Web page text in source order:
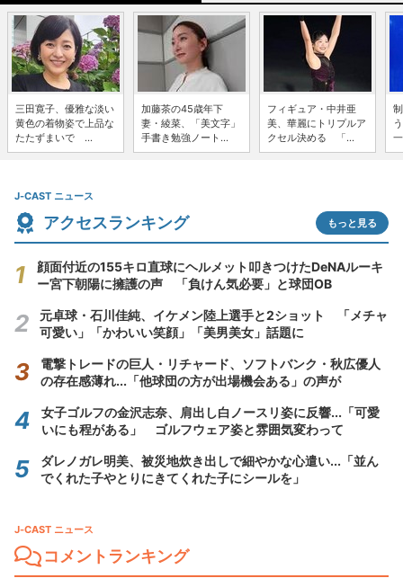
三田寛子、優雅な淡い
黄色の着物姿で上品な
たたずまいで ...
加藤茶の45歳年下
妻・綾菜、「美文字」
手書き勉強ノート...
フィギュア・中井亜
美、華麗にトリプルア
クセル決める 「...
J-CAST ニュース
アクセスランキング もっと見る
顔面付近の155キロ直球にヘルメット叩きつけたDeNAルーキ
ー宮下朝陽に擁護の声 「負けん気必要」と球団OB
元卓球・石川佳純、イケメン陸上選手と2ショット 「メチャ
可愛い」「かわいい笑顔」「美男美女」話題に
電撃トレードの巨人・リチャード、ソフトバンク・秋広優人
の存在感薄れ...「他球団の方が出場機会ある」の声が
女子ゴルフの金沢志奈、肩出し白ノースリ姿に反響...「可愛
いにも程がある」 ゴルフウェア姿と雰囲気変わって
ダレノガレ明美、被災地炊き出しで細やかな心遣い...「並ん
でくれた子やとりにきてくれた子にシールを」
J-CAST ニュース
コメントランキング